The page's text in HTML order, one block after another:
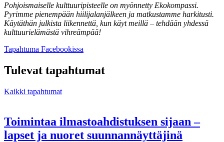
Pohjoismaiselle kulttuuripisteelle on myönnetty Ekokompassi.
Pyrimme pienempään hiilijalanjälkeen ja matkustamme harkitusti.
Käytäthän julkista liikennettä, kun käyt meillä – tehdään yhdessä
kulttuurielämästä vihreämpää!
Tapahtuma Facebookissa
välilehteen
Tulevat tapahtumat
Kaikki tapahtumat
Toimintaa ilmastoahdistuksen sijaan –
lapset ja nuoret suunnannäyttäjinä